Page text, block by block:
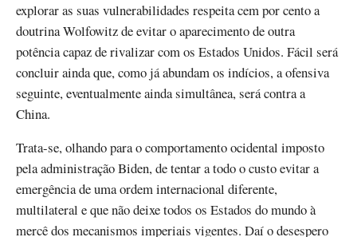
explorar as suas vulnerabilidades respeita cem por cento a
doutrina Wolfowitz de evitar o aparecimento de outra
potência capaz de rivalizar com os Estados Unidos. Fácil será
concluir ainda que, como já abundam os indícios, a ofensiva
seguinte, eventualmente ainda simultânea, será contra a
China.
Trata-se, olhando para o comportamento ocidental imposto
pela administração Biden, de tentar a todo o custo evitar a
emergência de uma ordem internacional diferente,
multilateral e que não deixe todos os Estados do mundo à
mercê dos mecanismos imperiais vigentes. Daí o desespero